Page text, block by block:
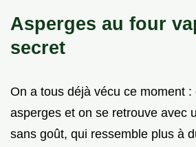
Asperges au four
secret
On a tous déjà vécu ce moment
asperges et on se retrouve avec
sans goût, qui ressemble plus à